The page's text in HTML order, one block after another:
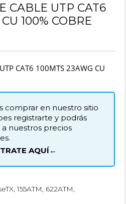
CABLE UTP CAT6
100% COBRE
CAT6 100MTS 23AWG CU
comprar en nuestro sitio
registrarte y podrás
nuestros precios
AQUÍ←
155ATM, 622ATM,